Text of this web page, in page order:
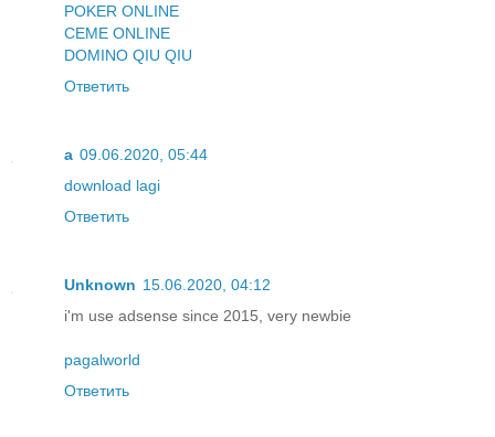
POKER ONLINE
CEME ONLINE
DOMINO QIU QIU
Ответить
a 09.06.2020, 05:44
download lagi
Ответить
Unknown 15.06.2020, 04:12
i'm use adsense since 2015, very newbie
pagalworld
Ответить